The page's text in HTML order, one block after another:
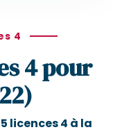
4
4 pour
licences 4 à la